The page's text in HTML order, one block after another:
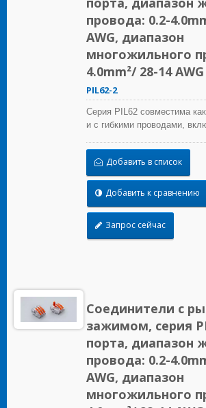
провода: 0.2-
AWG, диапазон
многожильного
4.0mm²/ 28-14 AWG
PIL62-2
Серия PIL62 совместима
и с гибкими проводами,
многожильные провода. Она
полную альтернативу
пайки и изоленты. Провода
удалить и повторно
также является
Добавить в список
Добавить к сравнению
Запрос сейчас
Соединители с
зажимом, серия
порта, диапазон
провода: 0.2-
AWG, диапазон
многожильного